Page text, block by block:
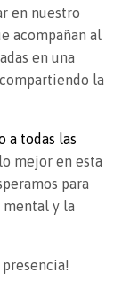
en nuestro
acompañan al
en una
compartiendo la
a todas las
mejor en esta
para
y la